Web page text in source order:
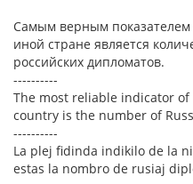
Самым верным показателем
иной стране является
российских дипломатов.
----------
The most reliable indicator
country is the number of
----------
La plej fidinda indikilo de la
estas la nombro de rusiaj